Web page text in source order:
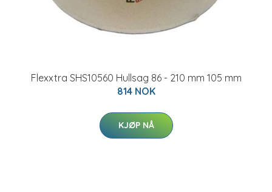
Flexxtra SHS10560 Hullsag 86 - 210 mm 105 mm
814 NOK
KJØP NÅ